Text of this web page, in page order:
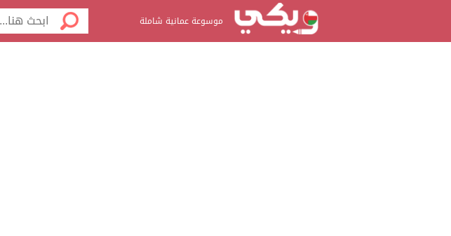
موسوعة عمانية شاملة